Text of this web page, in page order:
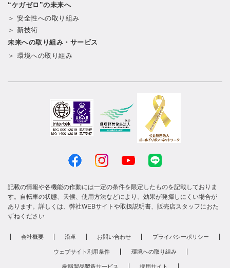
“ケガゼロ”の未来へ
＞ 安全性への取り組み
＞ 新技術
未来への取り組み・サービス
＞ 環境への取り組み
記載の情報や各機能の作動には一定の条件を限定したものを記載しておりま
す。自転車の状態、天候、使用方法などにより、効果が発揮しにくい場合が
あります。詳しくは、弊社WEBサイトや取扱説明書、販売店スタッフにおた
ずねください
会社概要 沿革 お問い合わせ プライバシーポリシー
ウェブサイト利用条件 環境への取り組み
樹脂製品製造サービス 採用サイト